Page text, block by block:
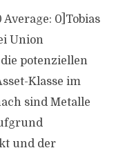
0]Tobias
Union
potenziellen
Klasse im
sind Metalle
und der